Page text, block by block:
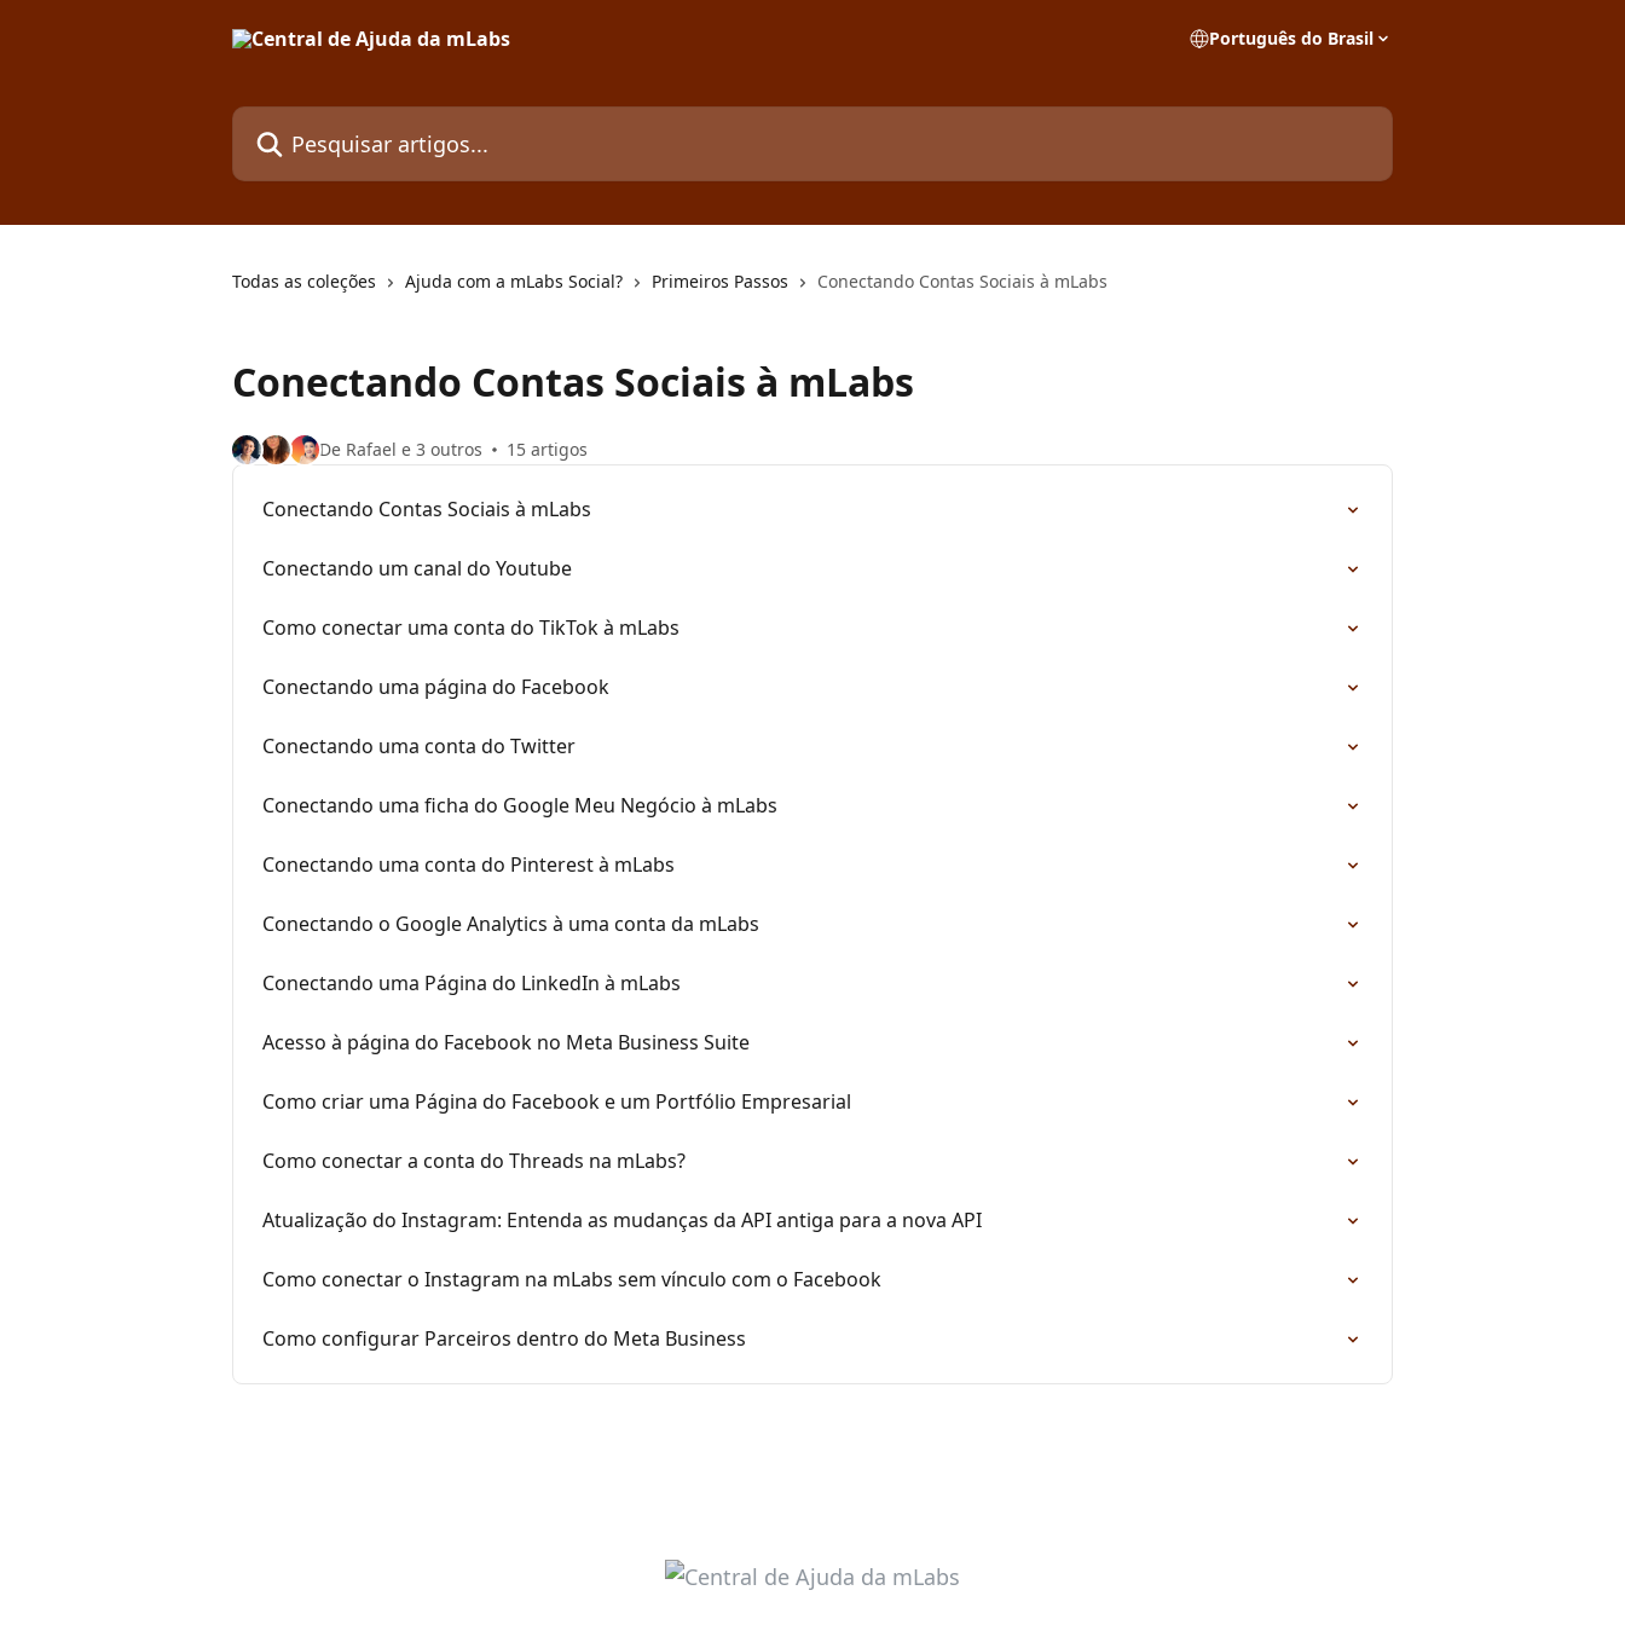
Português do Brasil
Pesquisar artigos...
Todas as coleções Ajuda com a mLabs Social? Primeiros Passos Conectando Contas Sociais à mLabs
Conectando Contas Sociais à mLabs
De Rafael e 3 outros 15 artigos
Conectando Contas Sociais à mLabs
Conectando um canal do Youtube
Como conectar uma conta do TikTok à mLabs
Conectando uma página do Facebook
Conectando uma conta do Twitter
Conectando uma ficha do Google Meu Negócio à mLabs
Conectando uma conta do Pinterest à mLabs
Conectando o Google Analytics à uma conta da mLabs
Conectando uma Página do LinkedIn à mLabs
Acesso à página do Facebook no Meta Business Suite
Como criar uma Página do Facebook e um Portfólio Empresarial
Como conectar a conta do Threads na mLabs?
Atualização do Instagram: Entenda as mudanças da API antiga para a nova API
Como conectar o Instagram na mLabs sem vínculo com o Facebook
Como configurar Parceiros dentro do Meta Business